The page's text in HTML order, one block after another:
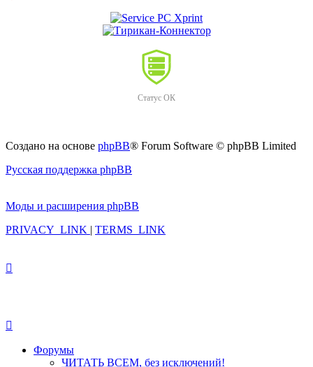
Статус ОК
Создано на основе phpBB® Forum Software © phpBB Limited
Русская поддержка phpBB
Моды и расширения phpBB
PRIVACY_LINK | TERMS_LINK
Форумы
ЧИТАТЬ ВСЕМ, без исключений!